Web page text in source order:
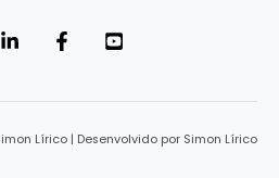
Lírico | Desenvolvido por Simon Lírico